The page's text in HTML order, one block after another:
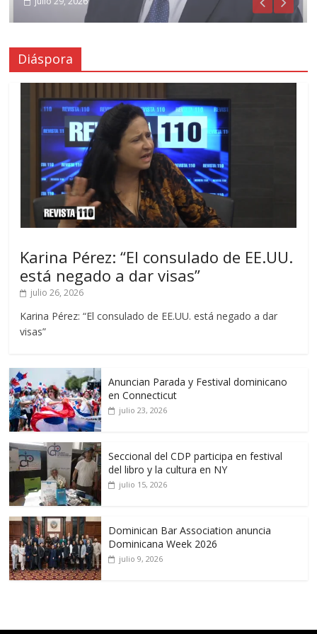
Diáspora
Karina Pérez: “El consulado de EE.UU.
está negado a dar visas”
julio 26, 2026
Karina Pérez: “El consulado de EE.UU. está negado a dar
visas”
Anuncian Parada y Festival dominicano
en Connecticut
julio 23, 2026
Seccional del CDP participa en festival
del libro y la cultura en NY
julio 15, 2026
Dominican Bar Association anuncia
Dominicana Week 2026
julio 9, 2026